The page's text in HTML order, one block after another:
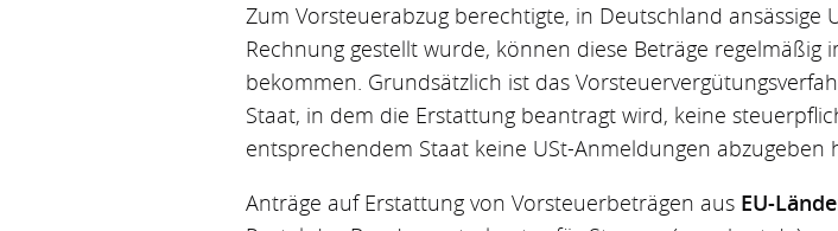
Zum Vorsteuerabzug berechtigte, in Deutschland
Rechnung gestellt wurde, können diese Beträge
bekommen. Grundsätzlich ist das
Staat, in dem die Erstattung beantragt wird, keine
entsprechendem Staat keine USt-Anmeldungen abzugeben
Anträge auf Erstattung von Vorsteuerbeträgen aus EU-